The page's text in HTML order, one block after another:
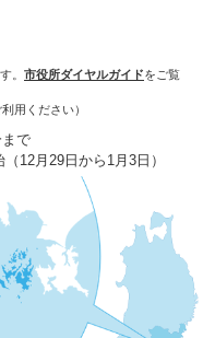
。 市役所ダイヤルガイドをご覧
用ください）
で
12月29日から1月3日）